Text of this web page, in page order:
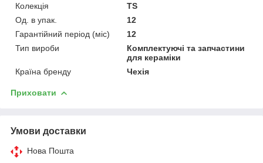
Колекція
TS
Од. в упак.
12
Гарантійний період (міс)
12
Тип вироби
Комплектуючі та запчастини
для кераміки
Країна бренду
Чехія
Приховати
Умови доставки
Нова Пошта